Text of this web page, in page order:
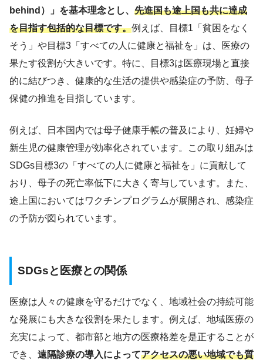
behind）」を基本理念とし、 先進国も途上国も共に達成
を目指す包括的な目標です。例えば、目標1「貧困をなく
そう」や目標3「すべての人に健康と福祉を」は、医療の
果たす役割が大きいです。特に、目標3は医療現場と直接
的に結びつき、健康的な生活の提供や感染症の予防、母子
保健の推進を目指しています。
例えば、日本国内では母子健康手帳の普及により、妊婦や
新生児の健康管理が効率化されています。この取り組みは
SDGs目標3の「すべての人に健康と福祉を」に貢献して
おり、母子の死亡率低下に大きく寄与しています。また、
途上国においてはワクチンプログラムが展開され、感染症
の予防が図られています。
SDGsと医療との関係
医療は人々の健康を守るだけでなく、地域社会の持続可能
な発展にも大きな役割を果たします。例えば、地域医療の
充実によって、都市部と地方の医療格差を是正することが
でき、 遠隔診療の導入によってアクセスの悪い地域でも質